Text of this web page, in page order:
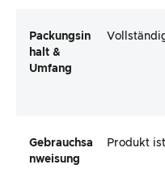
Packungsin
halt &
Umfang
Gebrauchsa
nweisung
Produkt